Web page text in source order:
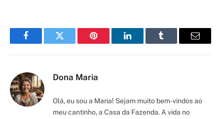
FacebookTwitter Pinterest LinkedInTumblr Email
Dona Maria
Olá, eu sou a Maria! Sejam muito bem-vindos ao
meu cantinho, a Casa da Fazenda. A vida no